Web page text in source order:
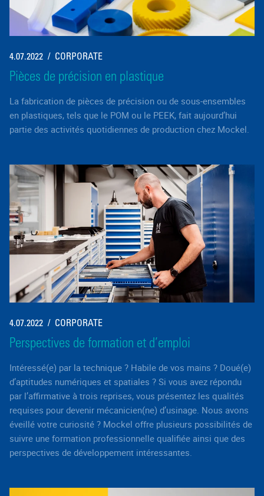
4.07.2022 CORPORATE
Pièces de précision en plastique
La fabrication de pièces de précision ou de sous-ensembles
en plastiques, tels que le POM ou le PEEK, fait aujourd’hui
partie des activités quotidiennes de production chez Mockel.
4.07.2022 CORPORATE
Perspectives de formation et d’emploi
Intéressé(e) par la technique ? Habile de vos mains ? Doué(e)
d’aptitudes numériques et spatiales ? Si vous avez répondu
par l’affirmative à trois reprises, vous présentez les qualités
requises pour devenir mécanicien(ne) d’usinage. Nous avons
éveillé votre curiosité ? Mockel offre plusieurs possibilités de
suivre une formation professionnelle qualifiée ainsi que des
perspectives de développement intéressantes.